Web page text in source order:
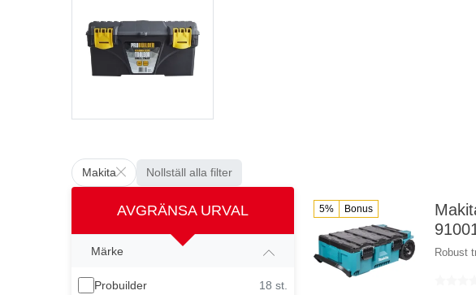
Makita Nollställ alla filter
AVGRÄNSA URVAL
Märke
Probuilder 18 st.
5% Bonus
Robust